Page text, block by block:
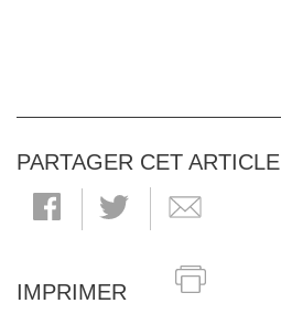
PARTAGER CET ARTICLE
IMPRIMER